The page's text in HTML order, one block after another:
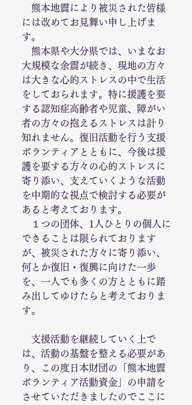
熊本地震により被災された皆様
には改めてお見舞い申し上げま
す。
熊本県や大分県では、いまなお
大規模な余震が続き、現地の方々
は大きな心的ストレスの中で生活
をしておられます。特に援護を要
する認知症高齢者や児童、障がい
者の方々の抱えるストレスは計り
知れません。復旧活動を行う支援
ボランティアとともに、今後は援
護を要する方々の心的ストレスに
寄り添い、支えていくような活動
を中期的な視点で検討する必要が
あると考えております。
１つの団体、1人ひとりの個人に
できることは限られております
が、被災された方々に寄り添い、
何とか復旧・復興に向けた一歩
を、一人でも多くの方とともに踏
み出してゆけたらと考えておりま
す。
支援活動を継続していく上で
は、活動の基盤を整える必要があ
り、この度日本財団の「熊本地震
ボランティア活動資金」の申請を
させていただきましたのでここに